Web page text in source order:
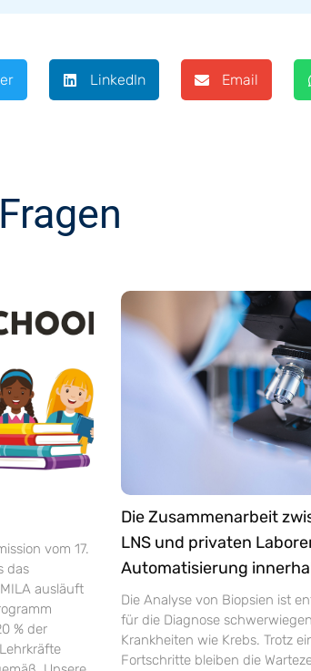
LinkedIn Email
vom 17.
das
ausläuft
% der
Die Zusammenarbeit
LNS und privaten
Automatisierung
Die Analyse von Biopsien ist
für die Diagnose
Krankheiten wie Krebs. Trotz
Fortschritte bleiben die